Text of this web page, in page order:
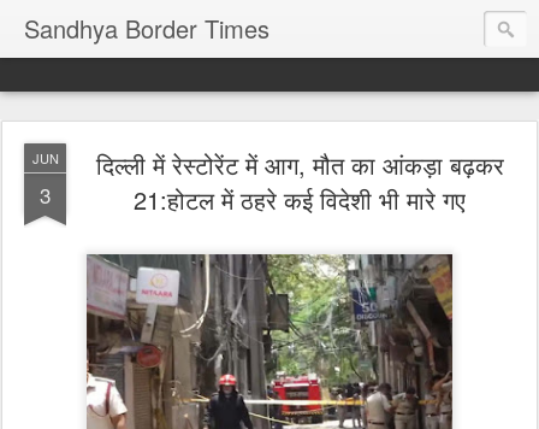
Sandhya Border Times
JUN
3
दिल्ली में रेस्टोरेंट में आग, मौत का आंकड़ा बढ़कर
21:होटल में ठहरे कई विदेशी भी मारे गए